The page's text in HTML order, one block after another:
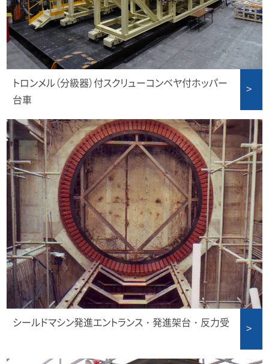
トロンメル（分級器）付スクリューコンベヤ付ホッパー
台車
シールドマシン発進エントランス・発進架台・反力受